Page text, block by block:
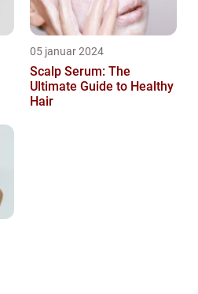
05 januar 2024
Scalp Serum: The
Ultimate Guide to Healthy
Hair